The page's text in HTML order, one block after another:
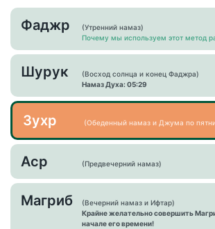
Фаджр
(Утренний намаз)
Почему мы используем этот метод
Шурук
(Восход солнца и конец Фаджра)
Намаз Духа: 05:29
Зухр (Обеденный намаз и Джума по
Аср (Предвечерний намаз)
Магриб
(Вечерний намаз и Ифтар)
Крайне желательно совершить
начале его времени!